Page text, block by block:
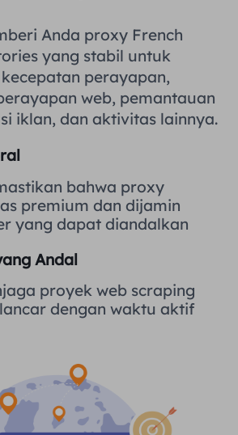
Banyak Integrasi
Anda proxy French
yang stabil untuk
perayapan,
web, pemantauan
iklan, dan aktivitas lainnya.
bahwa proxy
premium dan dijamin
yang dapat diandalkan
Andal
proyek web scraping
dengan waktu aktif